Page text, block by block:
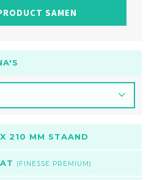
SAMEN
210 MM STAAND
(FINESSE PREMIUM)